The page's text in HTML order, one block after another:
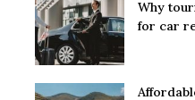
Why
for car